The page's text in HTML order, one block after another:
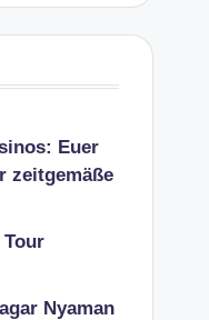
Euer
zeitgemäße
Tour
Nyaman